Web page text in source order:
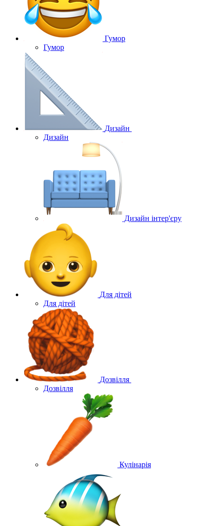
Гумор
Гумор
Дизайн
Дизайн
Дизайн інтер'єру
Для дітей
Для дітей
Дозвілля
Дозвілля
Кулінарія